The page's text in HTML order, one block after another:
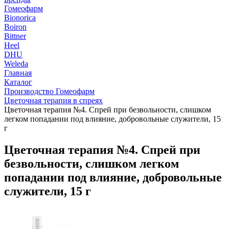
Гомеофарм
Bionorica
Boiron
Bittner
Heel
DHU
Weleda
Главная
Каталог
Производство Гомеофарм
Цветочная терапия в спреях
Цветочная терапия №4. Спрей при безвольности, слишком
легком попадании под влияние, добровольные служители, 15
г
Цветочная терапия №4. Спрей при
безвольности, слишком легком
попадании под влияние, добровольные
служители, 15 г